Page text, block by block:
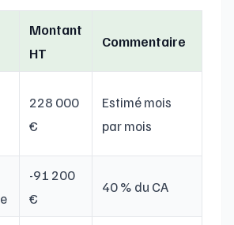
Montant
HT
Commentaire
228 000
€
Estimé mois
par mois
-91 200
€
40 % du CA